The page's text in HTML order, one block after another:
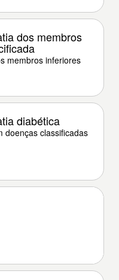
dos membros
membros inferiores
diabética
doenças classificadas